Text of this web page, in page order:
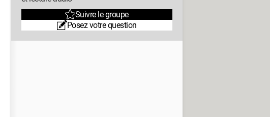
Suivre le groupe
Posez votre question